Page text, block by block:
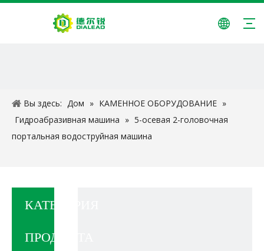
Вы здесь: Дом » КАМЕННОЕ ОБОРУДОВАНИЕ »
Гидроабразивная машина » 5-осевая 2-головочная
портальная водоструйная машина
КАТЕГОРИЯ
ПРОДУКТА